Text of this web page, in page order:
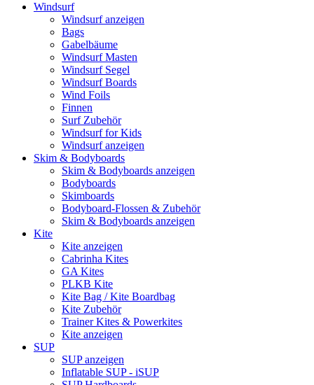
Windsurf
Windsurf anzeigen
Bags
Gabelbäume
Windsurf Masten
Windsurf Segel
Windsurf Boards
Wind Foils
Finnen
Surf Zubehör
Windsurf for Kids
Windsurf anzeigen
Skim & Bodyboards
Skim & Bodyboards anzeigen
Bodyboards
Skimboards
Bodyboard-Flossen & Zubehör
Skim & Bodyboards anzeigen
Kite
Kite anzeigen
Cabrinha Kites
GA Kites
PLKB Kite
Kite Bag / Kite Boardbag
Kite Zubehör
Trainer Kites & Powerkites
Kite anzeigen
SUP
SUP anzeigen
Inflatable SUP - iSUP